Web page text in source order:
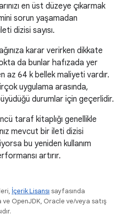
en üst düzeye çıkarmak
sorun yaşamadan
dizisi sayısı.
karar verirken dikkate
da bunlar hafızada yer
az 64 k bellek maliyeti vardır.
uygulama arasında,
durumlar için geçerlidir.
taraf kitaplığı genellikle
mevcut bir ileti dizisi
bu yeniden kullanım
artırır.
İçerik Lisansı sayfasında
OpenJDK, Oracle ve/veya satış